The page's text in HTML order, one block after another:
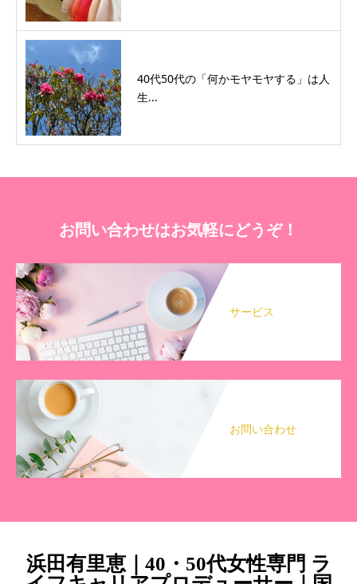
40代50代の「何かモヤモヤする」は人
生...
お問い合わせはお気軽にどうぞ！
サービス
お問い合わせ
浜田有里恵｜40・50代女性専門 ラ